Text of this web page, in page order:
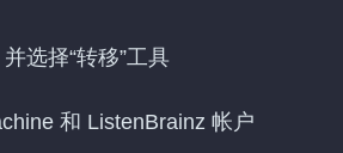
选择“转移”工具
和 ListenBrainz 帐户